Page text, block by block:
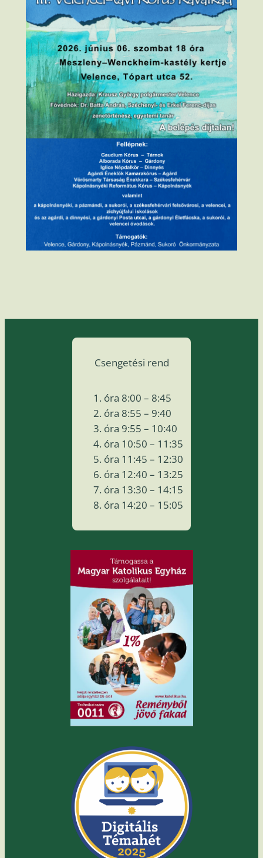
Csengetési rend
óra 8:00 – 8:45
óra 8:55 – 9:40
óra 9:55 – 10:40
óra 10:50 – 11:35
óra 11:45 – 12:30
óra 12:40 – 13:25
óra 13:30 – 14:15
óra 14:20 – 15:05